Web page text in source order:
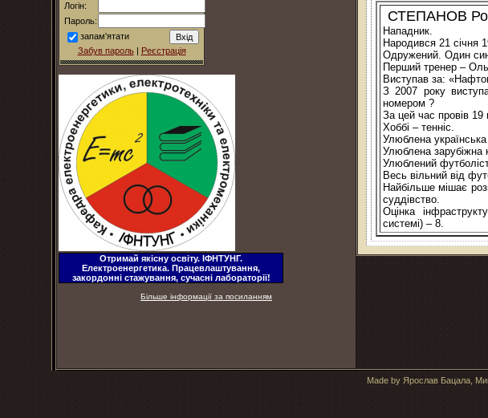
Логін:
Пароль:
запам'ятати
Забув пароль| Реєстрація
Отримай якісну освіту. ІФНТУНГ.
Електроенергетика. Працевлаштування,
закордонні стажування, сучасні лабораторії!
Більше інформації за посиланням
СТЕПАНОВ
Нападник.
Народився 21 січня
Одружений. Один
Перший тренер –
Виступав за:
З 2007 року
номером ?
За цей час провів 19
Хоббі – тенніс.
Улюблена
Улюблена
Улюблений
Весь вільний від
Найбільше мішає
суддівство.
Оцінка
системі) – 8.
Made by Ярослав Бацала,